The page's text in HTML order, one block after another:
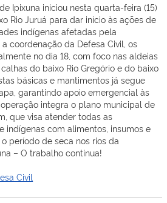
Ipixuna iniciou nesta quarta-feira (15)
Rio Juruá para dar início às ações de
indígenas afetadas pela
coordenação da Defesa Civil, os
no dia 18, com foco nas aldeias
do baixo Rio Gregório e do baixo
básicas e mantimentos já segue
garantindo apoio emergencial às
integra o plano municipal de
que visa atender todas as
indígenas com alimentos, insumos e
período de seca nos rios da
– O trabalho continua!
Civil